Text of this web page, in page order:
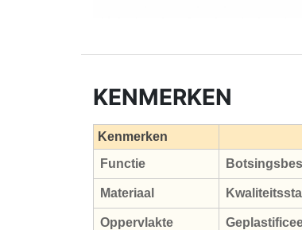
KENMERKEN
Kenmerken
Functie
Materiaal
Oppervlakte